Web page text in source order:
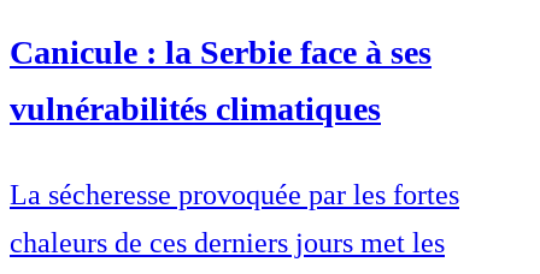
Canicule : la Serbie face à ses
vulnérabilités climatiques
La sécheresse provoquée par les fortes
chaleurs de ces derniers jours met les